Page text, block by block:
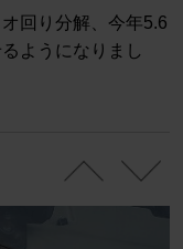
回り分解、今年5.6
ようになりまし